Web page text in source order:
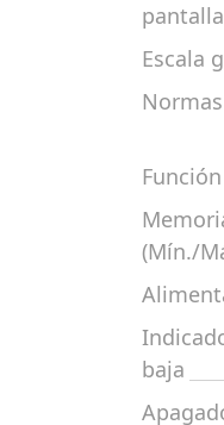
pantalla
Escala
(Mín./
baja